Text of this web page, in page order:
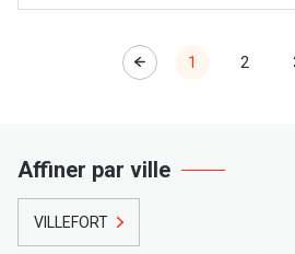
1 2
Affiner par ville
VILLEFORT